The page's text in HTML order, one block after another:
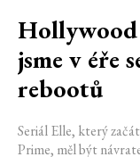
jsme v éře
rebootů
Seriál Elle, který
Prime, měl být